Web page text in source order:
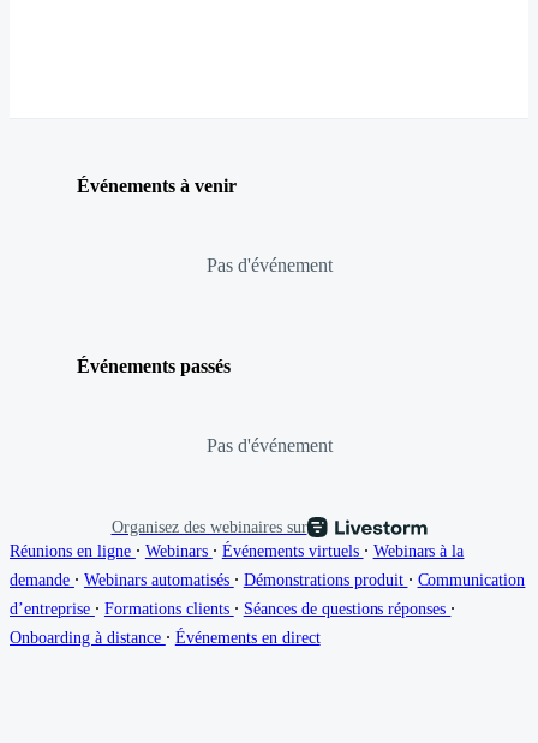
Événements à venir
Pas d'événement
Événements passés
Pas d'événement
Organisez des webinaires sur
Réunions en ligne ∙ Webinars ∙ Événements virtuels ∙ Webinars à la
demande ∙ Webinars automatisés ∙ Démonstrations produit ∙ Communication
d’entreprise ∙ Formations clients ∙ Séances de questions réponses ∙
Onboarding à distance ∙ Événements en direct